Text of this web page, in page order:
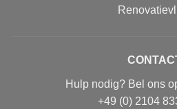
Hulp nodig? Bel ons
+49 (0) 2104